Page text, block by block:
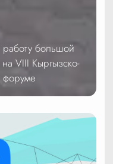
работу большой
VIII Кыргызско-
форуме